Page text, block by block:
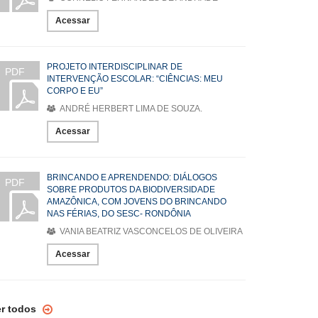
Acessar
PDF
PROJETO INTERDISCIPLINAR DE
INTERVENÇÃO ESCOLAR: “CIÊNCIAS: MEU
CORPO E EU”
ANDRÉ HERBERT LIMA DE SOUZA.
Acessar
PDF
BRINCANDO E APRENDENDO: DIÁLOGOS
SOBRE PRODUTOS DA BIODIVERSIDADE
AMAZÔNICA, COM JOVENS DO BRINCANDO
NAS FÉRIAS, DO SESC- RONDÔNIA
VANIA BEATRIZ VASCONCELOS DE OLIVEIRA
Acessar
todos